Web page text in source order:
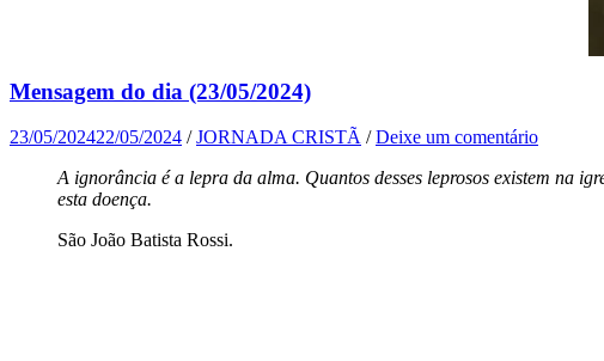
Mensagem do dia (23/05/2024)
23/05/202422/05/2024 /JORNADA CRISTÃ /Deixe um comentário
A ignorância é a lepra da alma. Quantos desses leprosos existem na
esta doença.
São João Batista Rossi.